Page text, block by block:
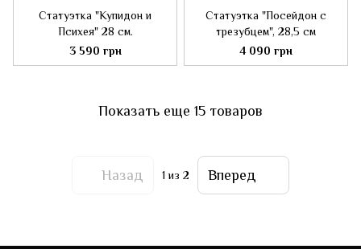
Статуэтка "Купидон и
Психея" 28 см.
3 590 грн
Статуэтка "Посейдон с
трезубцем", 28,5 см
4 090 грн
Показать еще 15 товаров
Назад 1 из 2 Вперед